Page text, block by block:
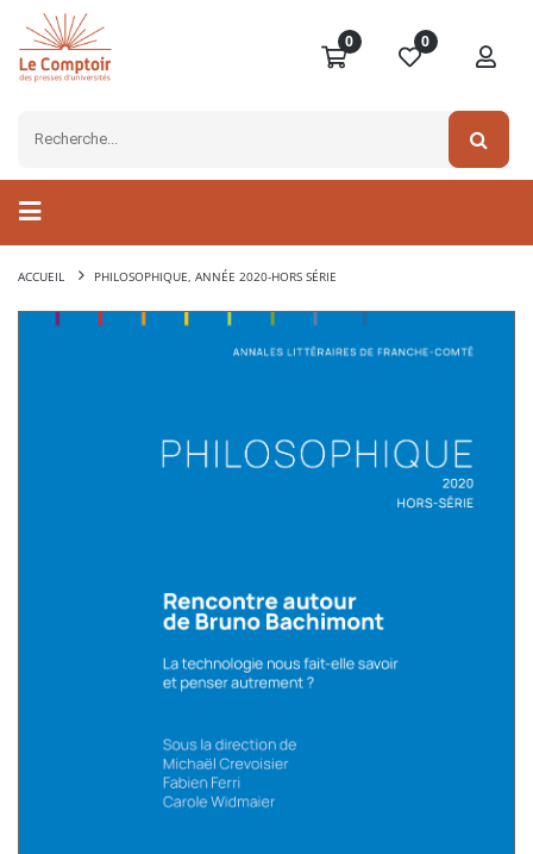
0 0
ACCUEIL PHILOSOPHIQUE, ANNÉE 2020-HORS SÉRIE